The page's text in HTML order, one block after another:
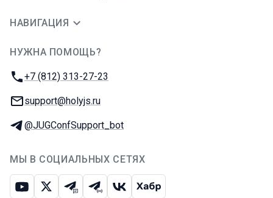
НАВИГАЦИЯ
НУЖНА ПОМОЩЬ?
Телефон:
+7 (812) 313-27-23
E-mail:
support@holyjs.ru
Телеграм:
@JUGConfSupport_bot
МЫ В СОЦИАЛЬНЫХ СЕТЯХ
ЮтубИкс Телеграм-чат
Телеграм-канал
ВКонтакте
Хабр